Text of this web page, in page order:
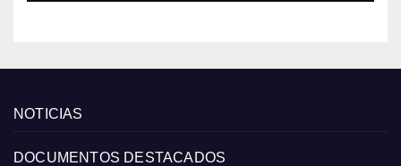
NOTICIAS
DOCUMENTOS DESTACADOS